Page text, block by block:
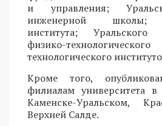
и управления;
инженерной школы;
института; Уральского
физико-
технологического
Кроме того,
филиалам университета
Каменске-Уральском,
Верхней Салде.